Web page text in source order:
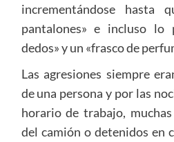
incrementándose hasta
pantalones» e incluso lo
dedos» y un «frasco de
Las agresiones siempre
de una persona y por las
horario de trabajo,
del camión o detenidos en